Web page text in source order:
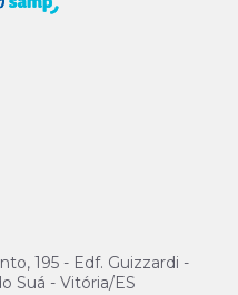
195 - Edf. Guizzardi -
Suá - Vitória/ES